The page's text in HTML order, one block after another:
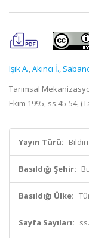
Işık A.,Akıncı İ.,
Tarımsal
Ekim 1995, ss.45-54,
Yayın Türü:
Basıldığı Şehir:
Basıldığı Ülke:
Sayfa Sayıları: